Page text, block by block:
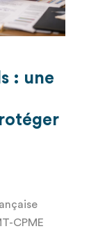
: une
CPME